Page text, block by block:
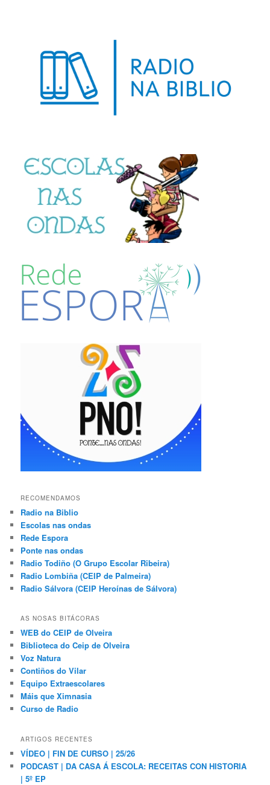
RECOMENDAMOS
Radio na Biblio
Escolas nas ondas
Rede Espora
Ponte nas ondas
Radio Todiño (O Grupo Escolar Ribeira)
Radio Lombiña (CEIP de Palmeira)
Radio Sálvora (CEIP Heroínas de Sálvora)
AS NOSAS BITÁCORAS
WEB do CEIP de Olveira
Biblioteca do Ceip de Olveira
Voz Natura
Contiños do Vilar
Equipo Extraescolares
Máis que Ximnasia
Curso de Radio
ARTIGOS RECENTES
VÍDEO | FIN DE CURSO | 25/26
PODCAST | DA CASA Á ESCOLA: RECEITAS CON HISTORIA
| 5º EP